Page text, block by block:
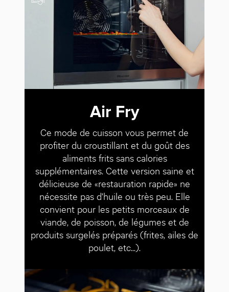
Air Fry
Ce mode de cuisson vous permet de
profiter du croustillant et du goût des
aliments frits sans calories
supplémentaires. Cette version saine et
délicieuse de «restauration rapide» ne
nécessite pas d'huile ou très peu. Elle
convient pour les petits morceaux de
viande, de poisson, de légumes et de
produits surgelés préparés (frites, ailes de
poulet, etc...).